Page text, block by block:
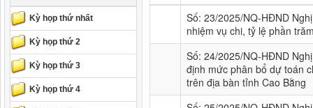
Số: 23/2025/NQ-HĐND
nhiệm vụ chi, tỷ lệ phần
Số: 24/2025/NQ-HĐND
định mức phân bổ dự toán
trên địa bàn tỉnh Cao Bằng
Kỳ họp thứ nhất
Kỳ họp thứ 2
Kỳ họp thứ 3
Kỳ họp thứ 4